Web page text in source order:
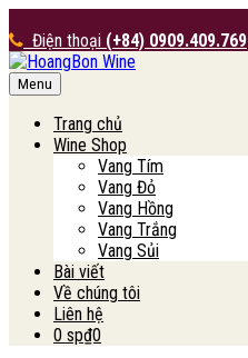
Điện thoại (+84) 0909.409.769
HoangBon Wine
Menu
Trang chủ
Wine Shop
Vang Tím
Vang Đỏ
Vang Hồng
Vang Trắng
Vang Sủi
Bài viết
Về chúng tôi
Liên hệ
0 sp₫0